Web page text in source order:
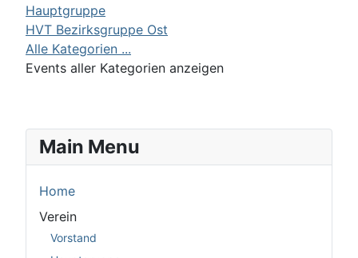
Hauptgruppe
HVT Bezirksgruppe Ost
Alle Kategorien ...
Events aller Kategorien anzeigen
Main Menu
Home
Verein
Vorstand